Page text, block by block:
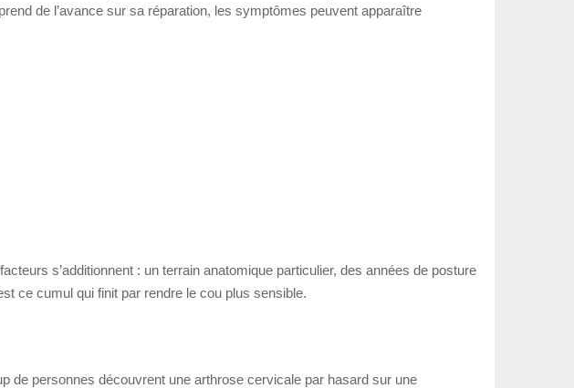
de l’avance sur sa réparation, les symptômes peuvent apparaître
s’additionnent : un terrain anatomique particulier, des années de posture
ce cumul qui finit par rendre le cou plus sensible.
de personnes découvrent une arthrose cervicale par hasard sur une